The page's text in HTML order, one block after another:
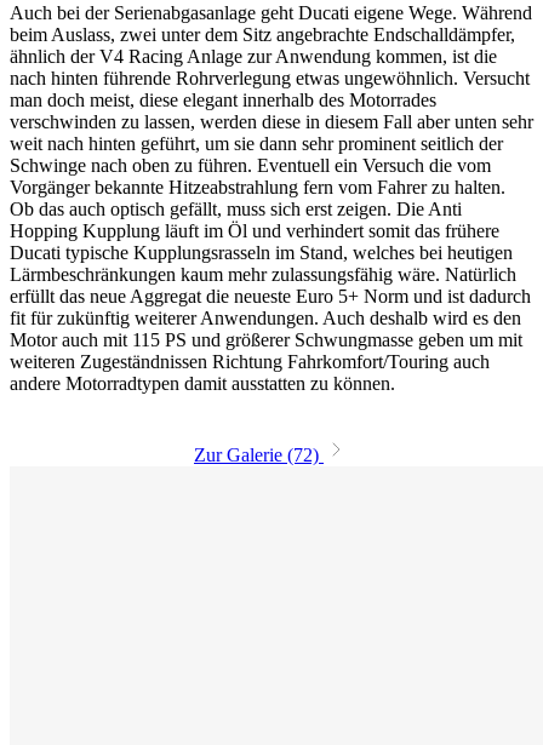
Auch bei der Serienabgasanlage geht Ducati eigene Wege. Während
beim Auslass, zwei unter dem Sitz angebrachte Endschalldämpfer,
ähnlich der V4 Racing Anlage zur Anwendung kommen, ist die
nach hinten führende Rohrverlegung etwas ungewöhnlich. Versucht
man doch meist, diese elegant innerhalb des Motorrades
verschwinden zu lassen, werden diese in diesem Fall aber unten sehr
weit nach hinten geführt, um sie dann sehr prominent seitlich der
Schwinge nach oben zu führen. Eventuell ein Versuch die vom
Vorgänger bekannte Hitzeabstrahlung fern vom Fahrer zu halten.
Ob das auch optisch gefällt, muss sich erst zeigen. Die Anti
Hopping Kupplung läuft im Öl und verhindert somit das frühere
Ducati typische Kupplungsrasseln im Stand, welches bei heutigen
Lärmbeschränkungen kaum mehr zulassungsfähig wäre. Natürlich
erfüllt das neue Aggregat die neueste Euro 5+ Norm und ist dadurch
fit für zukünftig weiterer Anwendungen. Auch deshalb wird es den
Motor auch mit 115 PS und größerer Schwungmasse geben um mit
weiteren Zugeständnissen Richtung Fahrkomfort/Touring auch
andere Motorradtypen damit ausstatten zu können.
Zur Galerie (72)